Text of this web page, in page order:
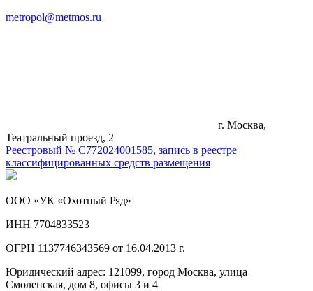
metropol@metmos.ru
г. Москва,
Театральный проезд, 2
Реестровый № С772024001585, запись в реестре
классифицированных средств размещения
ООО «УК «Охотный Ряд»
ИНН 7704833523
ОГРН 1137746343569 от 16.04.2013 г.
Юридический адрес: 121099, город Москва, улица
Смоленская, дом 8, офисы 3 и 4